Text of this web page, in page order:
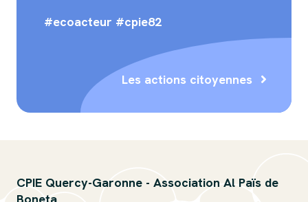
#ecoacteur #cpie82
Les actions citoyennes
CPIE Quercy-Garonne - Association Al Païs de
Boneta